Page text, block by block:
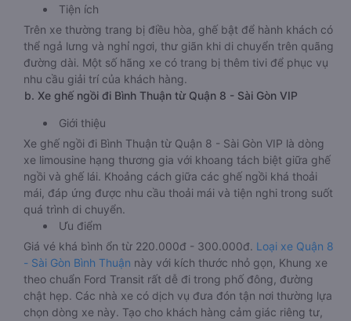
Tiện ích
Trên xe thường trang bị điều hòa, ghế bật để hành khách có
thể ngả lưng và nghỉ ngơi, thư giãn khi di chuyển trên quãng
đường dài. Một số hãng xe có trang bị thêm tivi để phục vụ
nhu cầu giải trí của khách hàng.
b. Xe ghế ngồi đi Bình Thuận từ Quận 8 - Sài Gòn VIP
Giới thiệu
Xe ghế ngồi đi Bình Thuận từ Quận 8 - Sài Gòn VIP là dòng
xe limousine hạng thương gia với khoang tách biệt giữa ghế
ngồi và ghế lái. Khoảng cách giữa các ghế ngồi khá thoải
mái, đáp ứng được nhu cầu thoải mái và tiện nghi trong suốt
quá trình di chuyển.
Ưu điểm
Giá vé khá bình ổn từ 220.000đ - 300.000đ. Loại xe Quận 8
- Sài Gòn Bình Thuận này với kích thước nhỏ gọn, Khung xe
theo chuẩn Ford Transit rất dễ đi trong phố đông, đường
chật hẹp. Các nhà xe có dịch vụ đưa đón tận nơi thường lựa
chọn dòng xe này. Tạo cho khách hàng cảm giác riêng tư,